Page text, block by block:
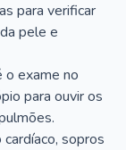
para verificar
pele e
o exame no
para ouvir os
sopros